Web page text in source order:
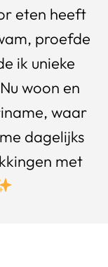
eten heeft
proefde
ik unieke
woon en
waar
dagelijks
met